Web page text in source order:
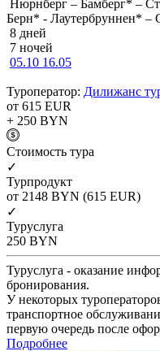
Нюрнберг – Бамберг* –
Берн* - Лаутербруннен* –
8 дней
7 ночей
05.10 16.05
Туроператор: Дилижанс
от 615 EUR
+ 250 BYN
Cтоимость тура
✓
Турпродукт
от 2148 BYN (615 EUR)
✓
Туруслуга
250 BYN
Туруслуга - оказание
бронирования.
У некоторых
транспортное
первую очередь после
Подробнее